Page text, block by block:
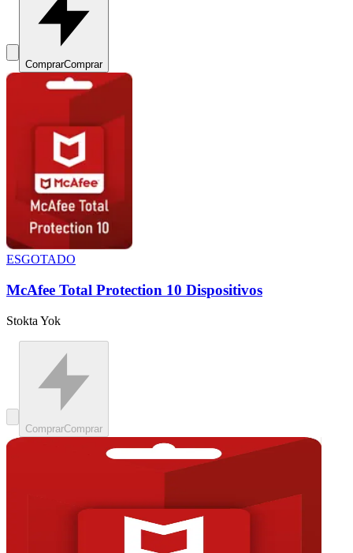
ComprarComprar
ESGOTADO
McAfee Total Protection 10 Dispositivos
Stokta Yok
ComprarComprar